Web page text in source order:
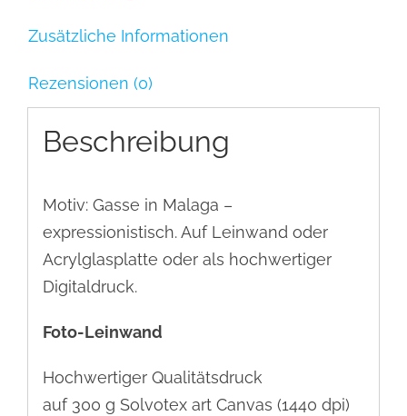
Zusätzliche Informationen
Rezensionen (0)
Beschreibung
Motiv: Gasse in Malaga –
expressionistisch. Auf Leinwand oder
Acrylglasplatte oder als hochwertiger
Digitaldruck.
Foto-Leinwand
Hochwertiger Qualitätsdruck
auf 300 g Solvotex art Canvas (1440 dpi)